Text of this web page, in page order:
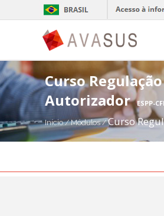
Curso
Autorizador ESPP-
Início / Módulos/ Curso